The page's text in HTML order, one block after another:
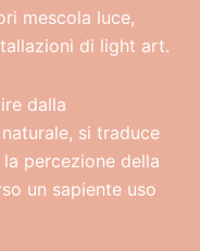
mescola luce,
di light art.
dalla
si traduce
percezione della
un sapiente uso